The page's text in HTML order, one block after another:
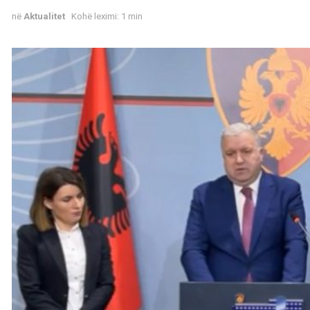
në Aktualitet Kohë leximi: 1 min